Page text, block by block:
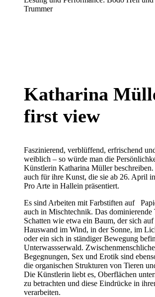
Trummer
Katharina
first view
Faszinierend, verblüffend, erfrischend
weiblich – so würde man die
Künstlerin Katharina Müller
auch für ihre Kunst, die sie ab 26. April
Pro Arte in Hallein präsentiert.
Es sind Arbeiten mit Farbstiften auf
auch in Mischtechnik. Das dominierende
Schatten wie etwa ein Baum, der sich
Hauswand im Wind, in der Sonne, im
oder ein sich in ständiger Bewegung
Unterwassserwald. Zwischenmenschliche
Begegnungen, Sex und Erotik sind
die organischen Strukturen von Tieren
Die Künstlerin liebt es, Oberflächen
zu betrachten und diese Eindrücke in
verarbeiten.